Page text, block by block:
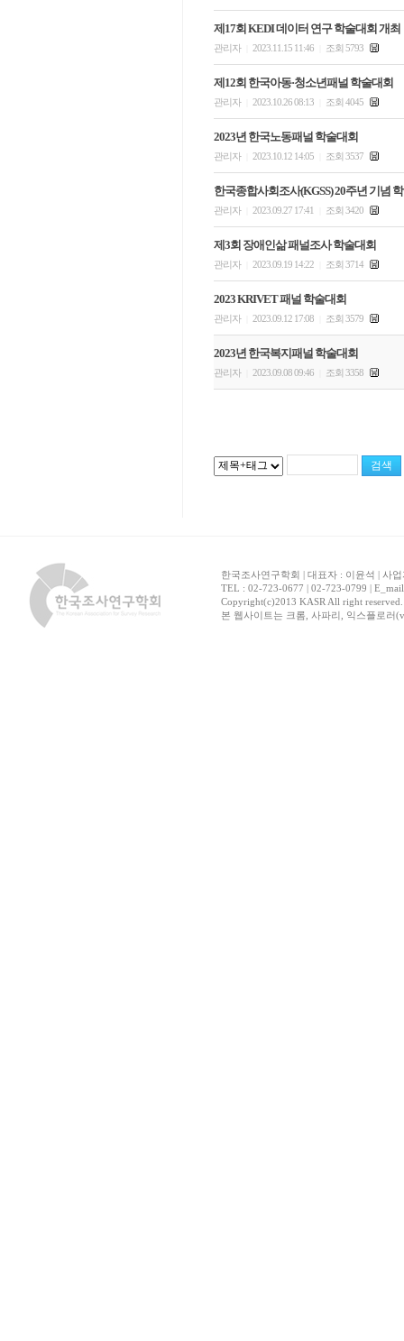
제17회 KEDI 데이터 연구 학술대회 개최
관리자 2023.11.15 11:46 조회 5793
제12회 한국아동·청소년패널 학술대회
관리자 2023.10.26 08:13 조회 4045
2023년 한국노동패널 학술대회
관리자 2023.10.12 14:05 조회 3537
한국종합사회조사(KGSS) 20주년 기념
관리자 2023.09.27 17:41 조회 3420
제3회 장애인삶 패널조사 학술대회
관리자 2023.09.19 14:22 조회 3714
2023 KRIVET 패널 학술대회
관리자 2023.09.12 17:08 조회 3579
2023년 한국복지패널 학술대회
관리자 2023.09.08 09:46 조회 3358
한국조사연구학회 | 대표자 : 이윤석 | 사
TEL : 02-723-0677 | 02-723-0799 | E_mail
Copyright(c)2013 KASR All right
본 웹사이트는 크롬, 사파리, 익스플로러